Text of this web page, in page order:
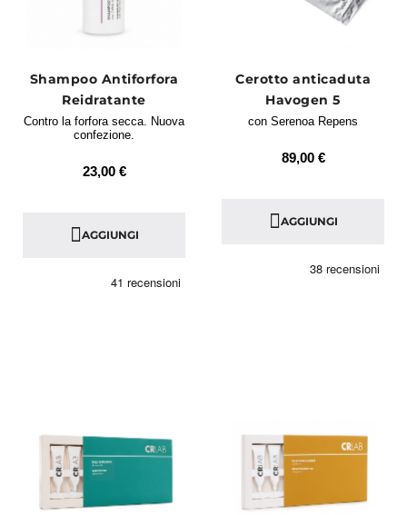
Shampoo Antiforfora
Reidratante
Contro la forfora secca. Nuova
confezione.
23,00 €
AGGIUNGI
Cerotto anticaduta
Havogen 5
con Serenoa Repens
89,00 €
AGGIUNGI